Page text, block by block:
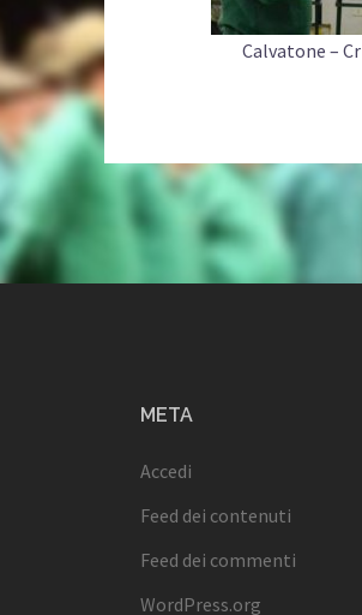
Calvatone – Cr
META
Accedi
Feed dei contenuti
Feed dei commenti
WordPress.org